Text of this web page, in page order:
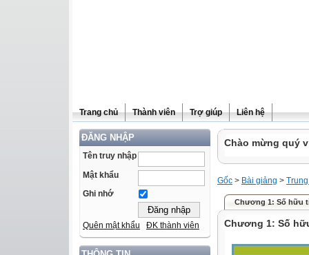
Trang chủ Thành viên Trợ giúp Liên hệ
ĐĂNG NHẬP
Tên truy nhập
Mật khẩu
Ghi nhớ
Quên mật khẩu ĐK thành viên
Chào mừng quý
Gốc > Bài giảng >
Chương 1: Số hữu
Chương 1: Số